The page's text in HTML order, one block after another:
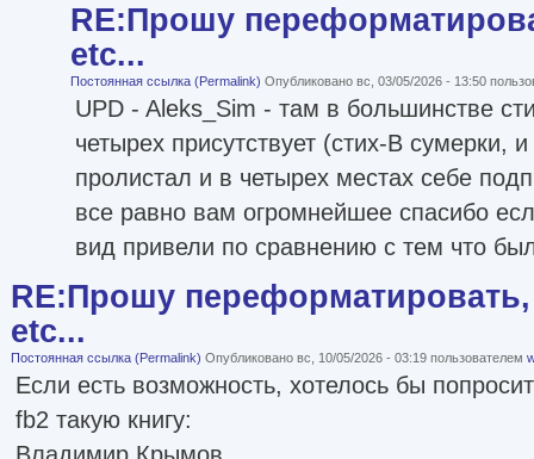
RE:Прошу
etc...
Постоянная ссылка (Permalink) Опубликовано вс, 03/05/2026 - 13:50
UPD - Aleks_Sim - там в большинстве
четырех присутствует (стих-В сумерки,
пролистал и в четырех местах себе
все равно вам огромнейшее спасибо
вид привели по сравнению с тем что
RE:Прошу переформатировать,
etc...
Постоянная ссылка (Permalink) Опубликовано вс, 10/05/2026 - 03:19 пользователем
Если есть возможность, хотелось бы
fb2 такую книгу: